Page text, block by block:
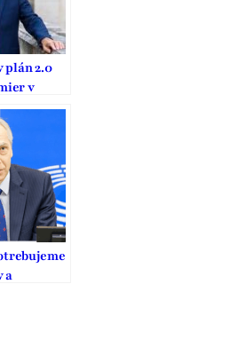
plán 2.0
v
a